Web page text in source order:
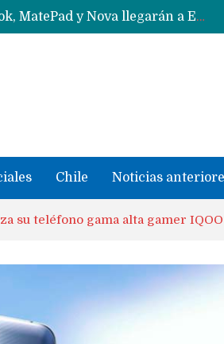
Data Centers de Huawei en Chile, México, Brasil,Perú y Argentina podrían verse afectados por arremetida de EE.UU
Fabricantes suben precios de teléfonos y ganan más dinero en un mercado donde Xiaomi alerta por no mejorar ventas
Chile Noticias
su teléfono gama alta gamer